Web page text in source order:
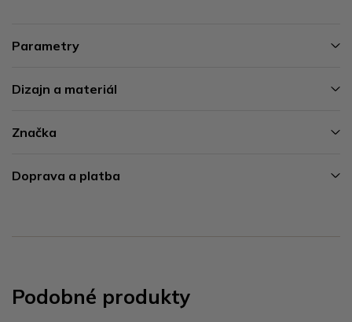
Parametry
Dizajn a materiál
Značka
Doprava a platba
Podobné produkty